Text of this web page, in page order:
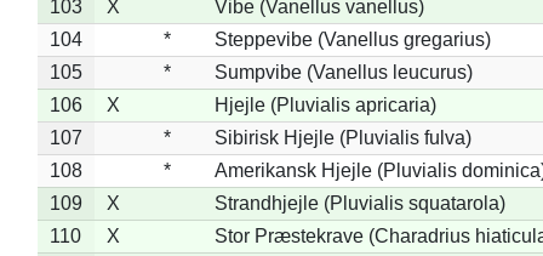
103 X
Vibe (Vanellus vanellus)
104
*
Steppevibe (Vanellus gregarius)
105
*
Sumpvibe (Vanellus leucurus)
106
X
Hjejle (Pluvialis apricaria)
107
*
Sibirisk Hjejle (Pluvialis fulva)
108
*
Amerikansk Hjejle (Pluvialis
109
X
Strandhjejle (Pluvialis squatarola)
110
X
Stor Præstekrave (Charadrius